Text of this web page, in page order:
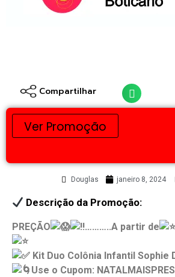
Compartilhar
Ver Promoção
Douglas janeiro 8, 2024
Descrição da Promoção:
PREÇÃO ………..A partir de
Kit Duo Colônia Infantil Sophie
Use o Cupom: